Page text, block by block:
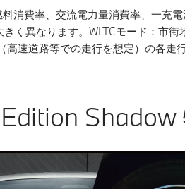
消費率、交流電力量消費率、一充
く異なります。WLTCモード：市
高速道路等での走行を想定）の各走
Edition Shadow